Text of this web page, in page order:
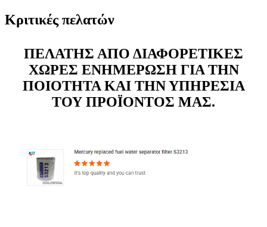
Κριτικές πελατών
ΠΕΛΑΤΗΣ ΑΠΟ ΔΙΑΦΟΡΕΤΙΚΕΣ
ΧΩΡΕΣ ΕΝΗΜΕΡΩΣΗ ΓΙΑ ΤΗΝ
ΠΟΙΟΤΗΤΑ ΚΑΙ ΤΗΝ ΥΠΗΡΕΣΙΑ
ΤΟΥ ΠΡΟΪΟΝΤΟΣ ΜΑΣ.